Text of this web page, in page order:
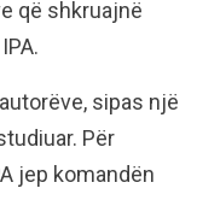
që shkruajnë
sipas një
Për
jep komandën